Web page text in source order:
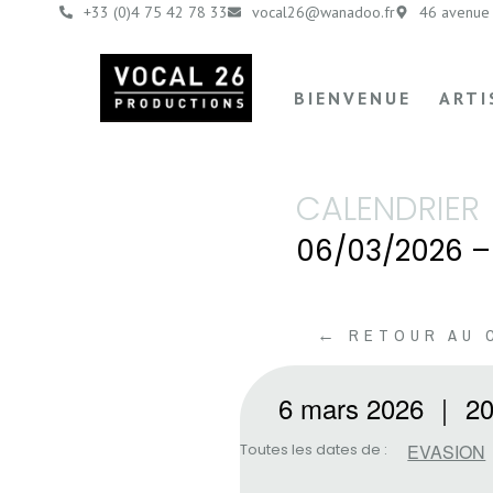
+33 (0)4 75 42 78 33 vocal26@wanadoo.fr 46 avenue
BIENVENUE
CALENDRIER
06/03/2026 –
← RETOUR AU
6 mars 2026 ｜
Toutes les dates de : EVASION